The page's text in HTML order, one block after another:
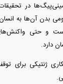
در
بدن آن‌ها به
و حتی
دارد.
ژنتیکی برای